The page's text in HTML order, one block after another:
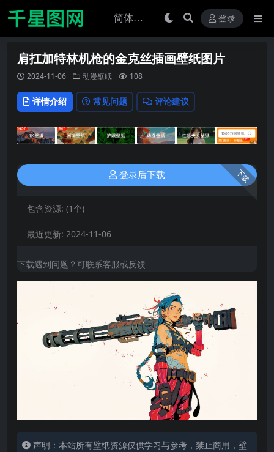
登录
肩扛加特林机枪的金克丝插画壁纸图片
2024-11-06 动漫壁纸 108
详情介绍 常见问题 评论建议
下载
登录后下载
包含资源: (1个)
最近更新: 2024-11-06
下载遇到问题？可联系客服或反馈
声明：本站所有壁纸资源仅供学习与参考，禁止商用，壁